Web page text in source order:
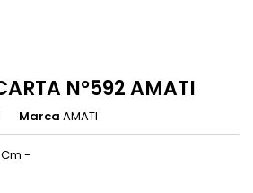
N°592 AMATI
Marca AMATI
Cm -